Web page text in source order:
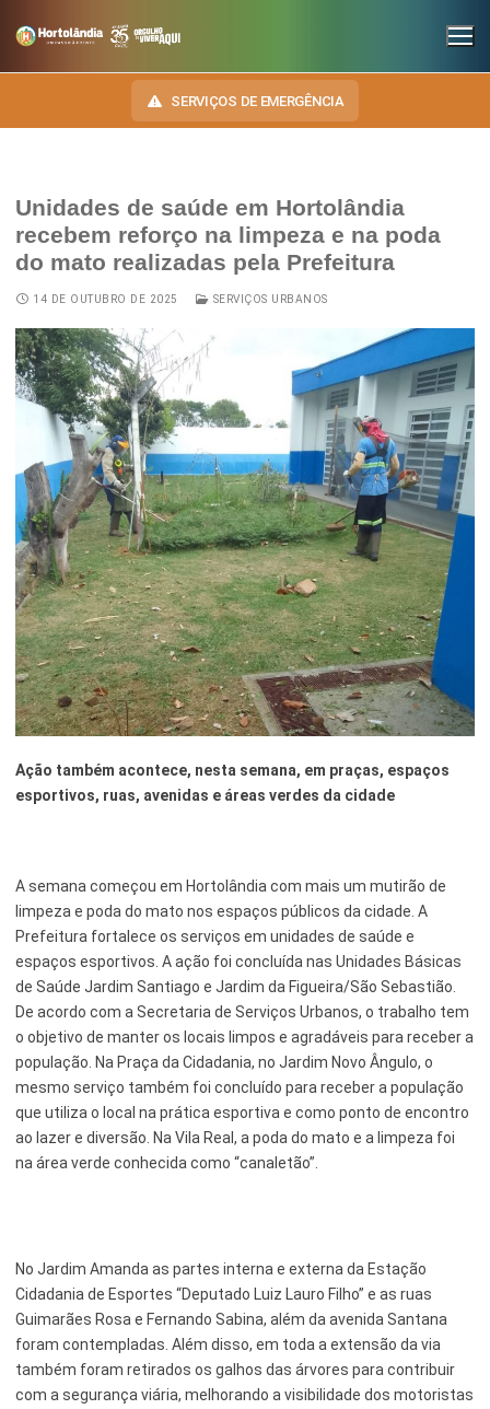
SERVIÇOS DE EMERGÊNCIA
INSTITUCIONAL
SECRETARIAS
Administração e Gestão de Pessoal
Assuntos Jurídicos
Cultura
Desenvolvimento Econômico, Trabalho, Turismo e Inovação
Educação, Ciência e Tecnologia
Esporte e Lazer
Finanças
Governo
Habitação
Inclusão e Desenvolvimento Social
Meio Ambiente, Desenvolvimento Sustentável e Assuntos
Climáticos
Mobilidade Urbana
Planejamento Urbano e Gestão Estratégica
Saúde
Segurança Pública
Serviços Urbanos
Tecnologia e Inovação
NOSSA CIDADE
HINO, BRASÃO E BANDEIRA
Autoridades do Município
Downloads
Telefones Úteis
Notícias Anteriores a 2024
TRANSPARÊNCIA
OUVIDORIA
DIÁRIO OFICIAL
LEIS MUNICIPAIS
Unidades de saúde em Hortolândia
recebem reforço na limpeza e na poda
do mato realizadas pela Prefeitura
14 DE OUTUBRO DE 2025 SERVIÇOS URBANOS
Ação também acontece, nesta semana, em praças, espaços
esportivos, ruas, avenidas e áreas verdes da cidade
A semana começou em Hortolândia com mais um mutirão de
limpeza e poda do mato nos espaços públicos da cidade. A
Prefeitura fortalece os serviços em unidades de saúde e
espaços esportivos. A ação foi concluída nas Unidades Básicas
de Saúde Jardim Santiago e Jardim da Figueira/São Sebastião.
De acordo com a Secretaria de Serviços Urbanos, o trabalho tem
o objetivo de manter os locais limpos e agradáveis para receber a
população. Na Praça da Cidadania, no Jardim Novo Ângulo, o
mesmo serviço também foi concluído para receber a população
que utiliza o local na prática esportiva e como ponto de encontro
ao lazer e diversão. Na Vila Real, a poda do mato e a limpeza foi
na área verde conhecida como “canaletão”.
No Jardim Amanda as partes interna e externa da Estação
Cidadania de Esportes “Deputado Luiz Lauro Filho” e as ruas
Guimarães Rosa e Fernando Sabina, além da avenida Santana
foram contempladas. Além disso, em toda a extensão da via
também foram retirados os galhos das árvores para contribuir
com a segurança viária, melhorando a visibilidade dos motoristas